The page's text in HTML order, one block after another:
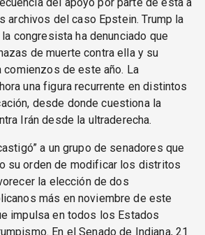
del apoyo por parte de ésta a
archivos del caso Epstein. Trump la
la congresista ha denunciado que
de muerte contra ella y su
comienzos de este año. La
una figura recurrente en distintos
desde donde cuestiona la
Irán desde la ultraderecha.
a un grupo de senadores que
su orden de modificar los distritos
la elección de dos
más en noviembre de este
impulsa en todos los Estados
En el Senado de Indiana, 21